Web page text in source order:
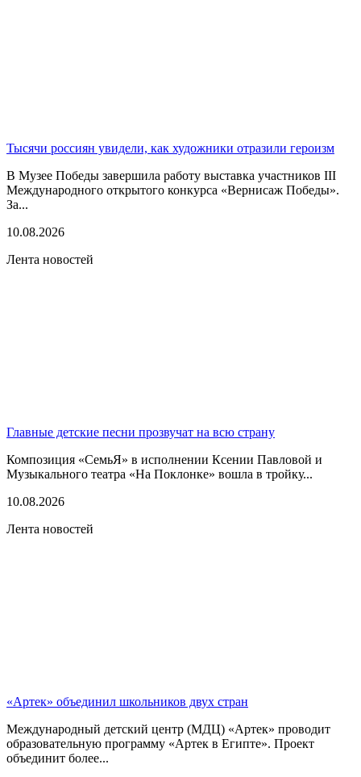
Тысячи россиян увидели, как художники отразили героизм
В Музее Победы завершила работу выставка участников III
Международного открытого конкурса «Вернисаж Победы».
За...
10.08.2026
Лента новостей
Главные детские песни прозвучат на всю страну
Композиция «СемьЯ» в исполнении Ксении Павловой и
Музыкального театра «На Поклонке» вошла в тройку...
10.08.2026
Лента новостей
«Артек» объединил школьников двух стран
Международный детский центр (МДЦ) «Артек» проводит
образовательную программу «Артек в Египте». Проект
объединит более...